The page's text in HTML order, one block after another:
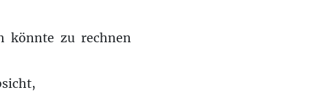
könnte zu rechnen